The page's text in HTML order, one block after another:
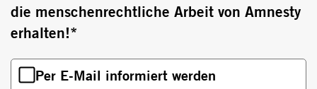
die menschenrechtliche Arbeit von Amnesty
erhalten!*
Per E-Mail informiert werden